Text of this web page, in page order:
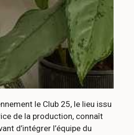
le Club 25, le lieu issu
de la production, connaît
d’intégrer l’équipe du